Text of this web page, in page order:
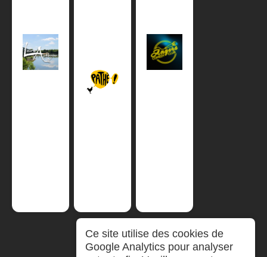
Ce site utilise des cookies de
Google Analytics pour analyser